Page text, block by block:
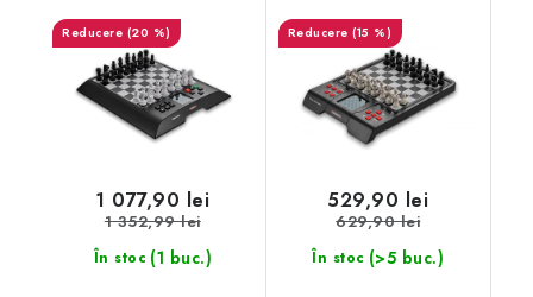
(20 %)
În stoc (1 buc.)
1 077,90 lei
1 352,99 lei
(15 %)
În stoc (>5 buc.)
529,90 lei
629,90 lei